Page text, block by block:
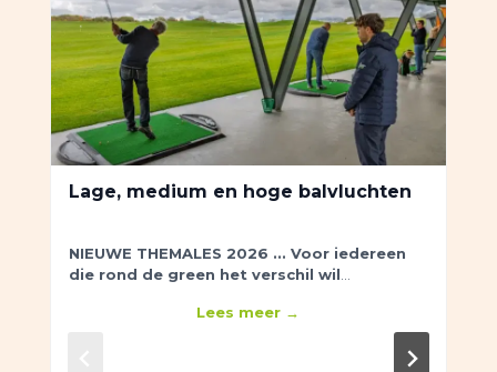
Lage, medium en hoge balvluchten
NIEUWE THEMALES 2026 ... Voor iedereen
die rond de green het verschil wil
balvluchten en wanneer je welke slag gebruikt.
Lees meer →